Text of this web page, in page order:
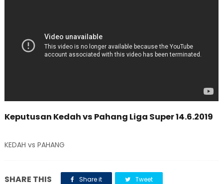
Keputusan Kedah vs Pahang Liga Super 14.6.2019
KEDAH vs PAHANG
SHARE THIS Share it Tweet